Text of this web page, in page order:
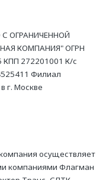
ОГРАНИЧЕННОЙ
КОМПАНИЯ" ОГРН
КПП 272201001 К/с
Филиал
г. Москве
осуществляет
компаниями Флагман